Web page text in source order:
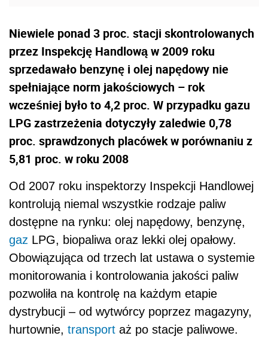
Niewiele ponad 3 proc. stacji skontrolowanych
przez Inspekcję Handlową w 2009 roku
sprzedawało benzynę i olej napędowy nie
spełniające norm jakościowych – rok
wcześniej było to 4,2 proc. W przypadku gazu
LPG zastrzeżenia dotyczyły zaledwie 0,78
proc. sprawdzonych placówek w porównaniu z
5,81 proc. w roku 2008
Od 2007 roku inspektorzy Inspekcji Handlowej
kontrolują niemal wszystkie rodzaje paliw
dostępne na rynku: olej napędowy, benzynę,
gaz LPG, biopaliwa oraz lekki olej opałowy.
Obowiązująca od trzech lat ustawa o systemie
monitorowania i kontrolowania jakości paliw
pozwoliła na kontrolę na każdym etapie
dystrybucji – od wytwórcy poprzez magazyny,
hurtownie, transport aż po stacje paliwowe.